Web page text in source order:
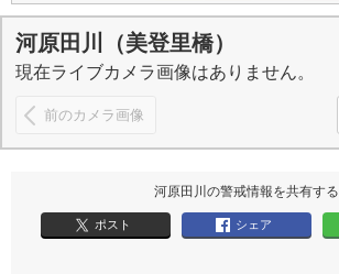
河原田川（美登里橋）
現在ライブカメラ画像はありません。
前のカメラ画像
河原田川の警戒情報を共有する
ポスト シェア